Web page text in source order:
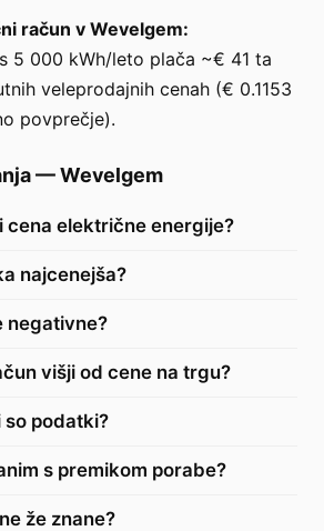
račun v Wevelgem:
5 000 kWh/leto plača ~€ 41 ta
veleprodajnih cenah (€ 0.1153
povprečje).
—Wevelgem
cena električne energije?
najcenejša?
negativne?
višji od cene na trgu?
so podatki?
s premikom porabe?
že znane?